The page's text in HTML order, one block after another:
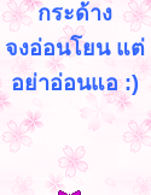
กระด้าง
จงอ่อนโยน แต่
อย่าอ่อนแอ :)